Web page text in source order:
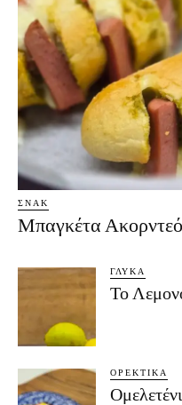
ΣΝΑΚ
Μπαγκέτα
ΓΛΥΚΆ
Το
ΟΡΕΚΤΙΚΆ